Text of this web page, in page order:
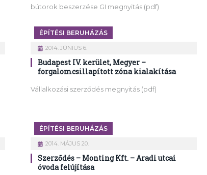
bútorok beszerzése GI megnyitás (pdf)
ÉPÍTÉSI BERUHÁZÁS
2014. JÚNIUS 6.
Budapest IV. kerület, Megyer –
forgalomcsillapított zóna kialakítása
Vállalkozási szerződés megnyitás (pdf)
ÉPÍTÉSI BERUHÁZÁS
2014. MÁJUS 20.
Szerződés – Monting Kft. – Aradi utcai
óvoda felújítása